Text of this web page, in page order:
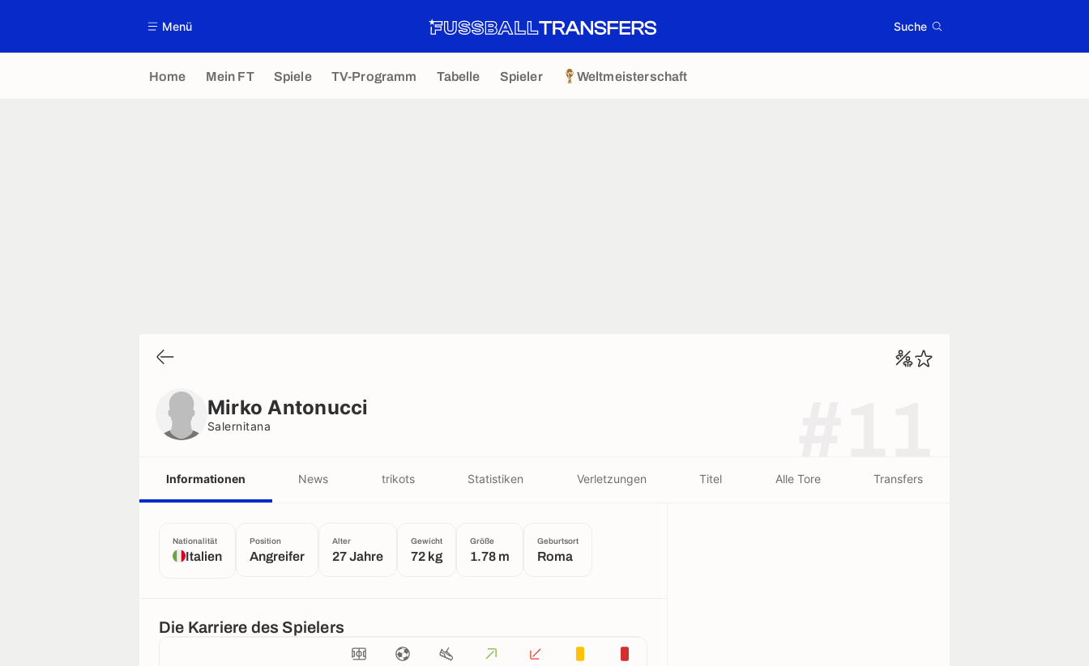
Menü Suche
Home Mein FT Spiele TV-Programm Tabelle Spieler Weltmeisterschaft
Mirko Antonucci
Salernitana
Informationen News trikots Statistiken Verletzungen Titel Alle Tore Transfers
Nationalität
Italien
Position
Angreifer
Alter
27 Jahre
Gewicht
72 kg
Größe
1.78 m
Geburtsort
Roma
Die Karriere des Spielers